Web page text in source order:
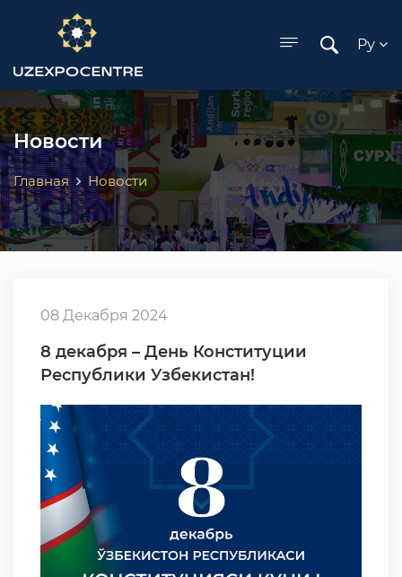
menu
Ру
Новости
Главная Новости
08 Декабря 2024
8 декабря – День Конституции
Республики Узбекистан!